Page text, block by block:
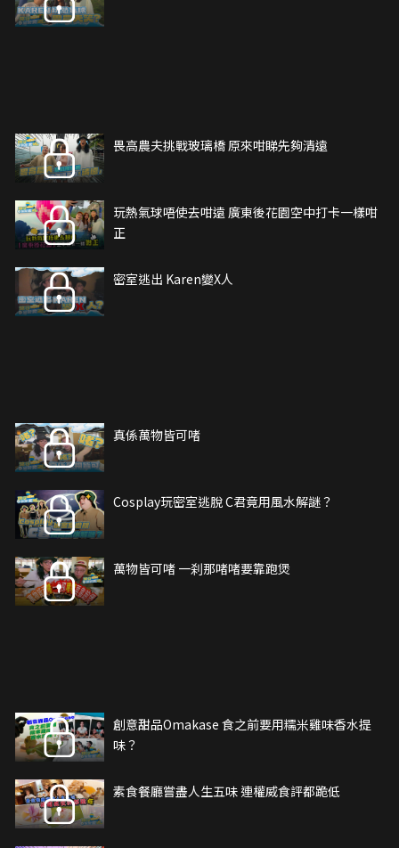
畏高農夫挑戰玻璃橋 原來咁睇先夠清遠
玩熱氣球唔使去咁遠 廣東後花園空中打卡一樣咁
正
密室逃出 Karen變X人
真係萬物皆可啫
Cosplay玩密室逃脫 C君竟用風水解謎？
萬物皆可啫 一刹那啫啫要靠跑煲
創意甜品Omakase 食之前要用糯米雞味香水提
味？
素食餐廳嘗盡人生五味 連權威食評都跪低